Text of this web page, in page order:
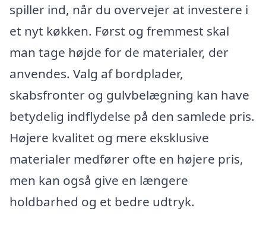
spiller ind, når du overvejer at investere i
et nyt køkken. Først og fremmest skal
man tage højde for de materialer, der
anvendes. Valg af bordplader,
skabsfronter og gulvbelægning kan have
betydelig indflydelse på den samlede pris.
Højere kvalitet og mere eksklusive
materialer medfører ofte en højere pris,
men kan også give en længere
holdbarhed og et bedre udtryk.